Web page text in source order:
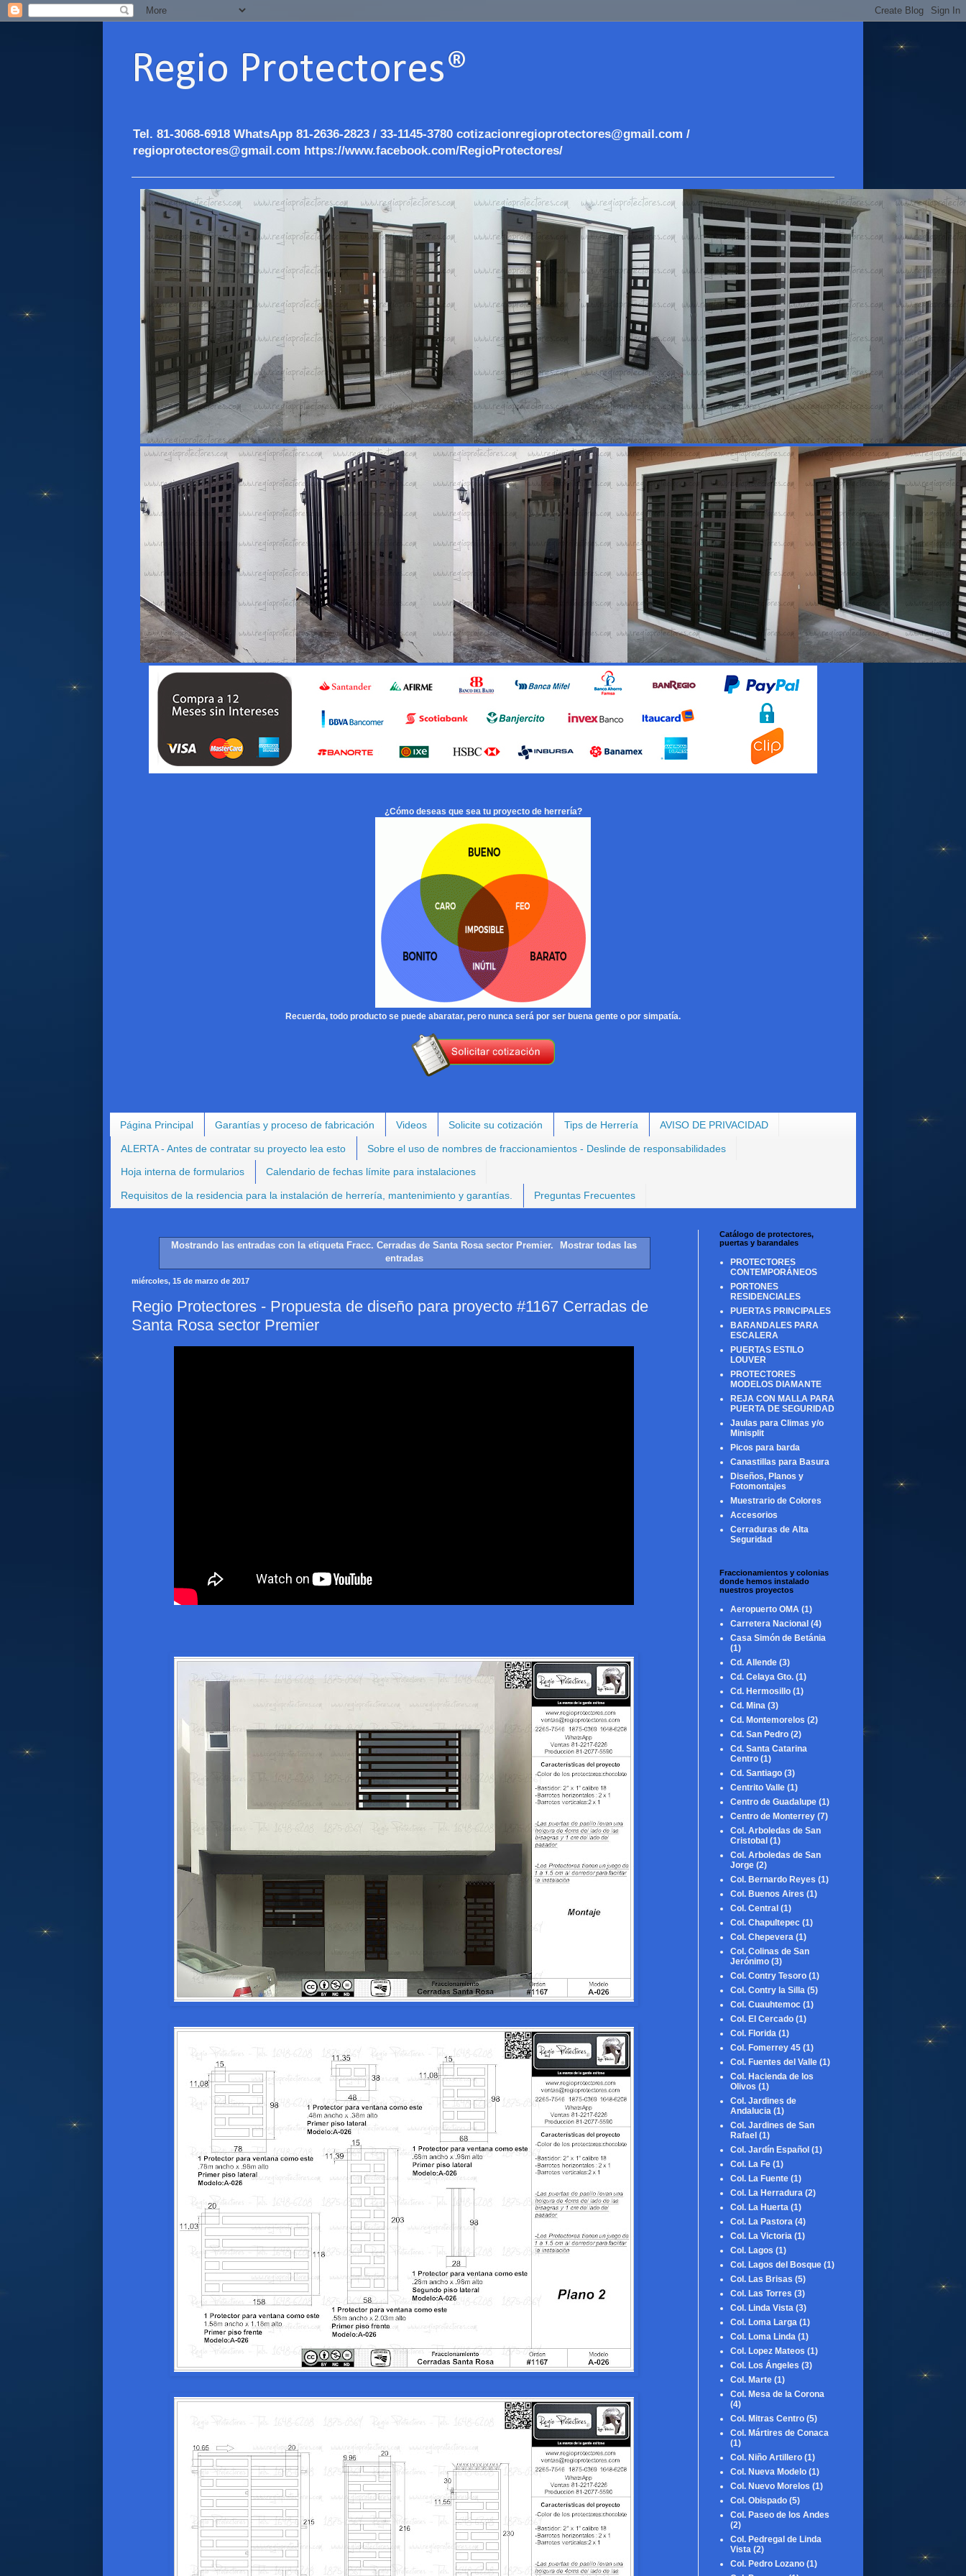
Regio Protectores®
Tel. 81-3068-6918 WhatsApp 81-2636-2823 / 33-1145-3780 cotizacionregioprotectores@gmail.com /
regioprotectores@gmail.com https://www.facebook.com/RegioProtectores/
¿Cómo deseas que sea tu proyecto de herrería?
Recuerda, todo producto se puede abaratar, pero nunca será por ser buena gente o por simpatía.
Página Principal Garantías y proceso de fabricación Videos Solicite su cotización Tips de Herrería AVISO DE PRIVACIDAD
ALERTA - Antes de contratar su proyecto lea esto Sobre el uso de nombres de fraccionamientos - Deslinde de responsabilidades
Hoja interna de formularios Calendario de fechas límite para instalaciones
Requisitos de la residencia para la instalación de herrería, mantenimiento y garantías. Preguntas Frecuentes
Mostrando las entradas con la etiqueta Fracc. Cerradas de Santa Rosa sector Premier.
Mostrar todas las
entradas
miércoles, 15 de marzo de 2017
Regio Protectores - Propuesta de diseño para proyecto #1167 Cerradas de
Santa Rosa sector Premier
Catálogo de protectores,
puertas y barandales
PROTECTORES
CONTEMPORÁNEOS
PORTONES
RESIDENCIALES
PUERTAS PRINCIPALES
BARANDALES PARA
ESCALERA
PUERTAS ESTILO
LOUVER
PROTECTORES
MODELOS DIAMANTE
REJA CON MALLA PARA
PUERTA DE SEGURIDAD
Jaulas para Climas y/o
Minisplit
Picos para barda
Canastillas para Basura
Diseños, Planos y
Fotomontajes
Muestrario de Colores
Accesorios
Cerraduras de Alta
Seguridad
Fraccionamientos y colonias
donde hemos instalado
nuestros proyectos
Aeropuerto OMA (1)
Carretera Nacional (4)
Casa Simón de Betánia
(1)
Cd. Allende (3)
Cd. Celaya Gto. (1)
Cd. Hermosillo (1)
Cd. Mina (3)
Cd. Montemorelos (2)
Cd. San Pedro (2)
Cd. Santa Catarina
Centro (1)
Cd. Santiago (3)
Centrito Valle (1)
Centro de Guadalupe (1)
Centro de Monterrey (7)
Col. Arboledas de San
Cristobal (1)
Col. Arboledas de San
Jorge (2)
Col. Bernardo Reyes (1)
Col. Buenos Aires (1)
Col. Central (1)
Col. Chapultepec (1)
Col. Chepevera (1)
Col. Colinas de San
Jerónimo (3)
Col. Contry Tesoro (1)
Col. Contry la Silla (5)
Col. Cuauhtemoc (1)
Col. El Cercado (1)
Col. Florida (1)
Col. Fomerrey 45 (1)
Col. Fuentes del Valle (1)
Col. Hacienda de los
Olivos (1)
Col. Jardines de
Andalucia (1)
Col. Jardines de San
Rafael (1)
Col. Jardín Español (1)
Col. La Fe (1)
Col. La Fuente (1)
Col. La Herradura (2)
Col. La Huerta (1)
Col. La Pastora (4)
Col. La Victoria (1)
Col. Lagos (1)
Col. Lagos del Bosque (1)
Col. Las Brisas (5)
Col. Las Torres (3)
Col. Linda Vista (3)
Col. Loma Larga (1)
Col. Loma Linda (1)
Col. Lopez Mateos (1)
Col. Los Ángeles (3)
Col. Marte (1)
Col. Mesa de la Corona
(4)
Col. Mitras Centro (5)
Col. Mártires de Conaca
(1)
Col. Niño Artillero (1)
Col. Nueva Modelo (1)
Col. Nuevo Morelos (1)
Col. Obispado (5)
Col. Paseo de los Andes
(2)
Col. Pedregal de Linda
Vista (2)
Col. Pedro Lozano (1)